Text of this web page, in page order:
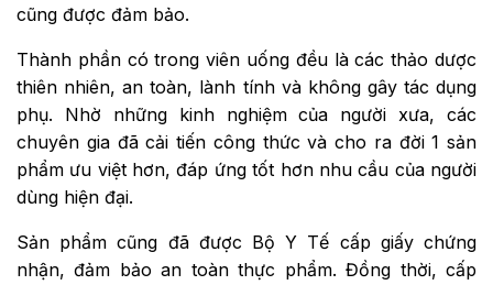
cũng được đảm bảo.
Thành phần có trong viên uống đều là các thảo dược
thiên nhiên, an toàn, lành tính và không gây tác dụng
phụ. Nhờ những kinh nghiệm của người xưa, các
chuyên gia đã cải tiến công thức và cho ra đời 1 sản
phẩm ưu việt hơn, đáp ứng tốt hơn nhu cầu của người
dùng hiện đại.
Sản phẩm cũng đã được Bộ Y Tế cấp giấy chứng
nhận, đảm bảo an toàn thực phẩm. Đồng thời, cấp